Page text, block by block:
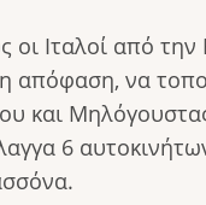
Ιταλοί από
η απόφαση, να
και
6